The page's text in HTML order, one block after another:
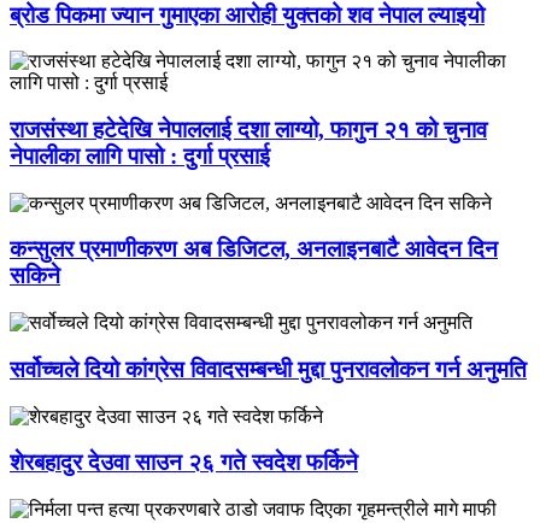
ब्रोड पिकमा ज्यान गुमाएका आरोही युक्तको शव नेपाल ल्याइयो
राजसंस्था हटेदेखि नेपाललाई दशा लाग्यो, फागुन २१ को चुनाव
नेपालीका लागि पासो : दुर्गा प्रसाई
कन्सुलर प्रमाणीकरण अब डिजिटल, अनलाइनबाटै आवेदन दिन
सकिने
सर्वोच्चले दियो कांग्रेस विवादसम्बन्धी मुद्दा पुनरावलोकन गर्न अनुमति
शेरबहादुर देउवा साउन २६ गते स्वदेश फर्किने